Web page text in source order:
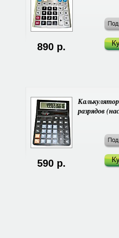
890 р.
разрядов
590 р.